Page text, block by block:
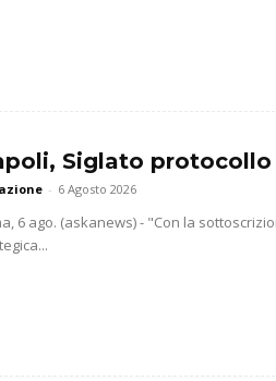
Siglato
- 6 Agosto 2026
6 ago. (askanews) - "Con la